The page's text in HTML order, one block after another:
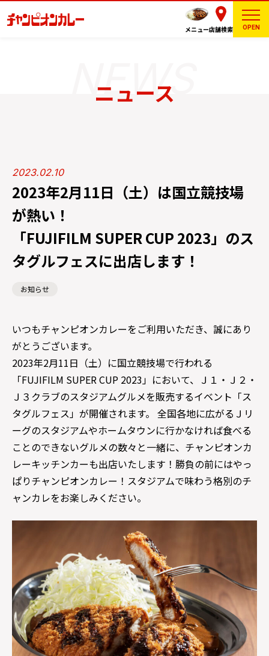
メニュー店舗検索 OPEN
ニュース
2023.02.10
2023年2月11日（土）は国立競技場
が熱い！
「FUJIFILM SUPER CUP 2023」のス
タグルフェスに出店します！
お知らせ
いつもチャンピオンカレーをご利用いただき、誠にあり
がとうございます。
2023年2月11日（土）に国立競技場で行われる
「FUJIFILM SUPER CUP 2023」において、Ｊ１・Ｊ２・
Ｊ３クラブのスタジアムグルメを販売するイベント「ス
タグルフェス」が開催されます。 全国各地に広がるＪリ
ーグのスタジアムやホームタウンに行かなければ食べる
ことのできないグルメの数々と一緒に、チャンピオンカ
レーキッチンカーも出店いたします！勝負の前にはやっ
ぱりチャンピオンカレー！スタジアムで味わう格別のチ
ャンカレをお楽しみください。